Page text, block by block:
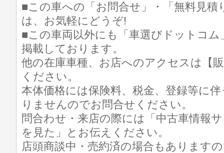
■この車への「お問合せ」・「無料見積
は、お気軽にどうぞ!
■この車両以外にも「車選びドットコ
掲載しております。
他の在庫車種、お店へのアクセスは【
ください。
本体価格には保険料、税金、登録等に
りませんのでお問合せください。
問合わせ・来店の際には「中古車情報
を見た」とお伝えください。
店頭商談中・売約済の場合もあります